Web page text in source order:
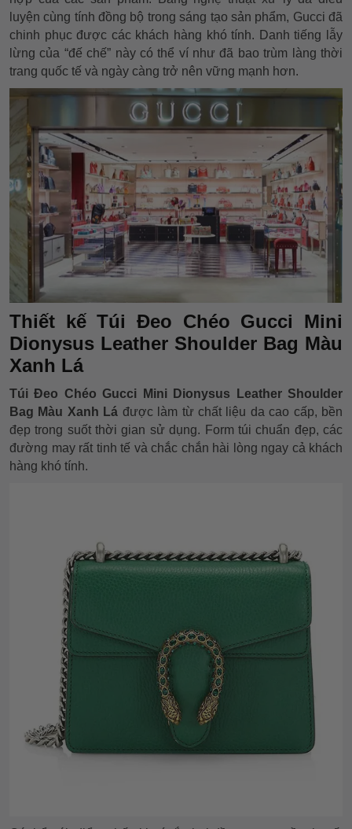
luyện cùng tính đồng bộ trong sáng tạo sản phẩm, Gucci đã
chinh phục được các khách hàng khó tính. Danh tiếng lẫy
lừng của “đế chế” này có thể ví như đã bao trùm làng thời
trang quốc tế và ngày càng trở nên vững mạnh hơn.
Thiết kế Túi Đeo Chéo Gucci Mini
Dionysus Leather Shoulder Bag Màu
Xanh Lá
Túi Đeo Chéo Gucci Mini Dionysus Leather Shoulder
Bag Màu Xanh Lá được làm từ chất liệu da cao cấp, bền
đẹp trong suốt thời gian sử dụng. Form túi chuẩn đẹp, các
đường may rất tinh tế và chắc chắn hài lòng ngay cả khách
hàng khó tính.